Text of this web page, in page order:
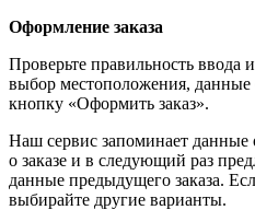
Оформление заказа
Проверьте правильность ввода
выбор местоположения,
кнопку «Оформить заказ».
Наш сервис запоминает
о заказе и в следующий раз
данные предыдущего заказа.
выбирайте другие варианты.